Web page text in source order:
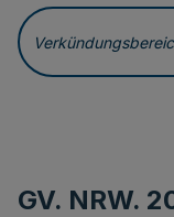
Verkündungsbereich
GV. NRW.